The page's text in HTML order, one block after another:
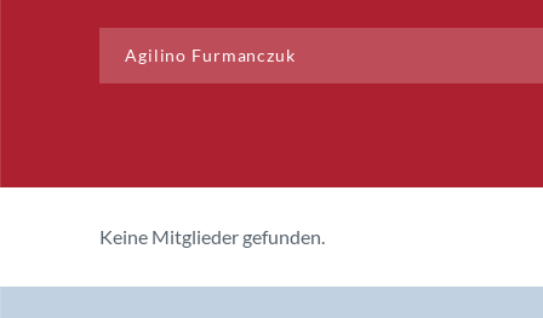
Keine Mitglieder gefunden.